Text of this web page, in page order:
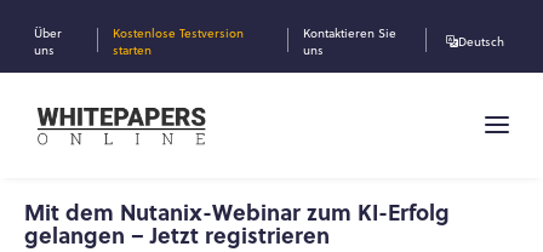
Über
uns
Kostenlose Testversion
starten
Kontaktieren Sie
uns
Deutsch
Mit dem Nutanix-Webinar zum KI-Erfolg
gelangen – Jetzt registrieren